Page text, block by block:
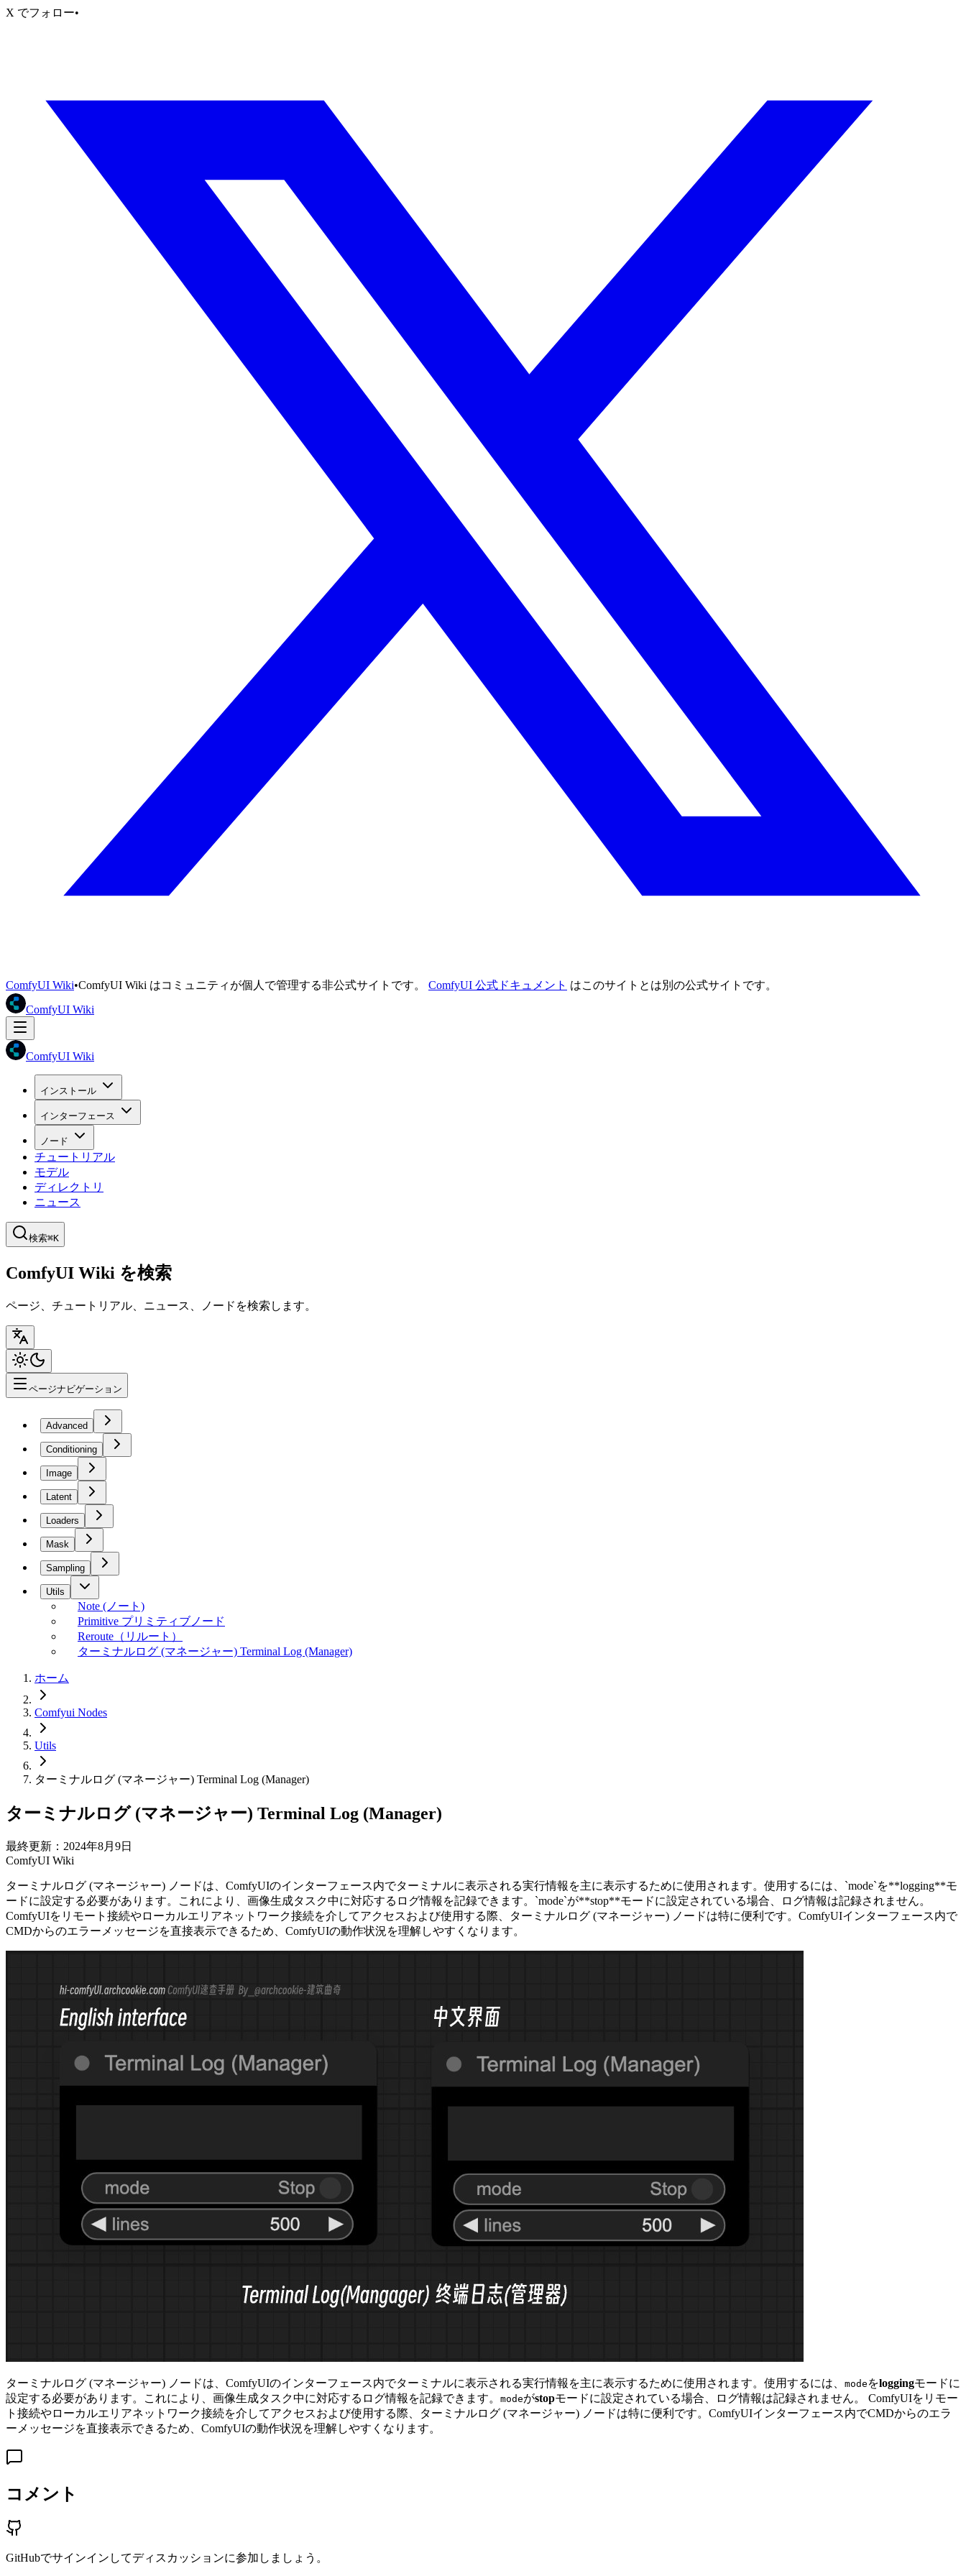
X でフォロー•
ComfyUI Wiki•ComfyUI Wiki はコミュニティが個人で管理する非公式サイトです。 ComfyUI 公式ドキュメント はこのサイトとは別の公式サイトです。
ComfyUI Wiki
ComfyUI Wiki
インストール
インターフェース
ノード
チュートリアル
モデル
ディレクトリ
ニュース
検索⌘K
ComfyUI Wiki を検索
ページ、チュートリアル、ニュース、ノードを検索します。
ページナビゲーション
Advanced
Conditioning
Image
Latent
Loaders
Mask
Sampling
Utils
Note (ノート)
Primitive プリミティブノード
Reroute（リルート）
ターミナルログ (マネージャー) Terminal Log (Manager)
ホーム
Comfyui Nodes
Utils
ターミナルログ (マネージャー) Terminal Log (Manager)
ターミナルログ (マネージャー) Terminal Log (Manager)
最終更新：2024年8月9日
ComfyUI Wiki
ターミナルログ (マネージャー) ノードは、ComfyUIのインターフェース内でターミナルに表示される実行情報を主に表示するために使用されます。使用するには、`mode`を**logging**モ
ードに設定する必要があります。これにより、画像生成タスク中に対応するログ情報を記録できます。`mode`が**stop**モードに設定されている場合、ログ情報は記録されません。
ComfyUIをリモート接続やローカルエリアネットワーク接続を介してアクセスおよび使用する際、ターミナルログ (マネージャー) ノードは特に便利です。ComfyUIインターフェース内で
CMDからのエラーメッセージを直接表示できるため、ComfyUIの動作状況を理解しやすくなります。
ターミナルログ (マネージャー) ノードは、ComfyUIのインターフェース内でターミナルに表示される実行情報を主に表示するために使用されます。使用するには、 mode をloggingモードに
設定する必要があります。これにより、画像生成タスク中に対応するログ情報を記録できます。 modeがstopモードに設定されている場合、ログ情報は記録されません。 ComfyUIをリモー
ト接続やローカルエリアネットワーク接続を介してアクセスおよび使用する際、ターミナルログ (マネージャー) ノードは特に便利です。ComfyUIインターフェース内でCMDからのエラ
ーメッセージを直接表示できるため、ComfyUIの動作状況を理解しやすくなります。
コメント
GitHubでサインインしてディスカッションに参加しましょう。